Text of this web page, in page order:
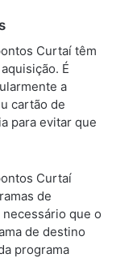
Curtaí têm
É
a
cartão de
para evitar que
Curtaí
de
que o
de destino
programa